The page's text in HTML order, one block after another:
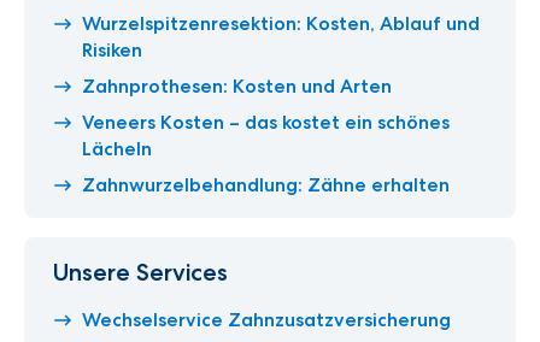
Wurzelspitzenresektion: Kosten, Ablauf und
Risiken
Zahnprothesen: Kosten und Arten
Veneers Kosten – das kostet ein schönes
Lächeln
Zahnwurzelbehandlung: Zähne erhalten
Unsere Services
Wechselservice Zahnzusatzversicherung